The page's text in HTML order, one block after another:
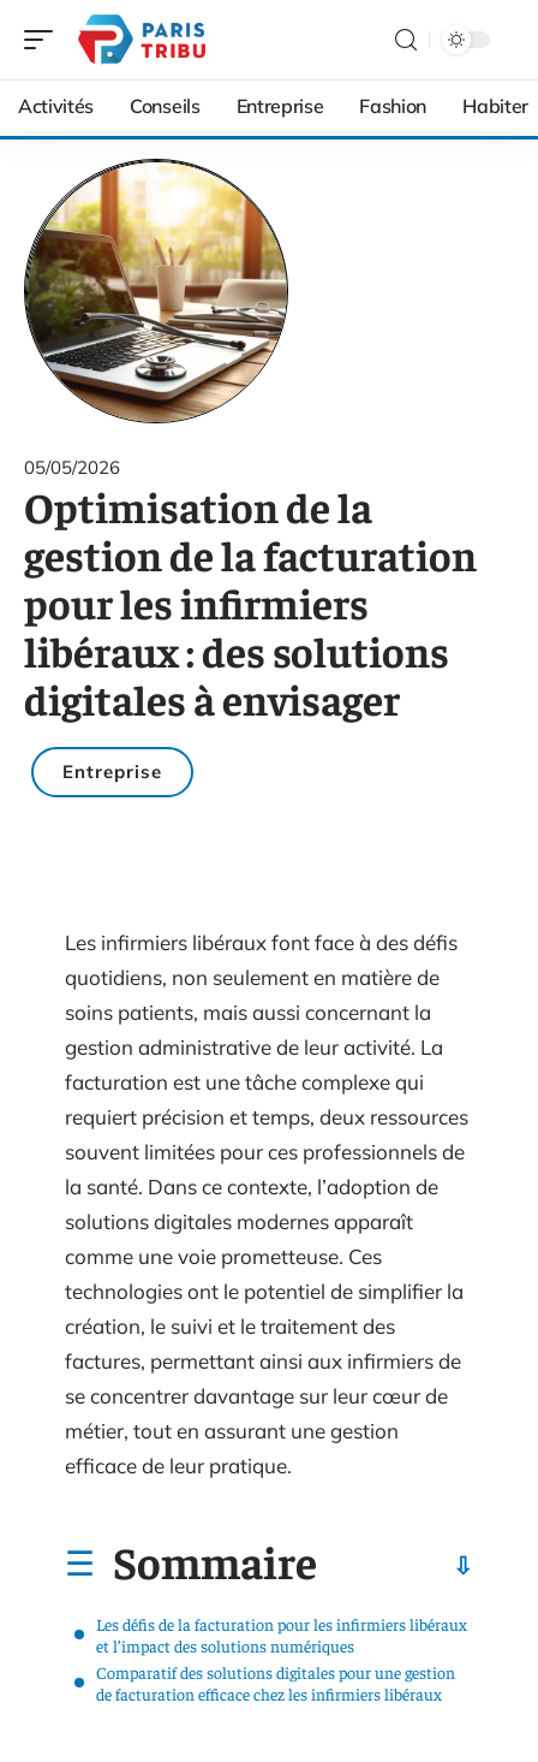
Activités Conseils Entreprise Fashion Habiter
05/05/2026
Optimisation de la
gestion de la facturation
pour les infirmiers
libéraux : des solutions
digitales à envisager
Entreprise
Les infirmiers libéraux font face à des défis
quotidiens, non seulement en matière de
soins patients, mais aussi concernant la
gestion administrative de leur activité. La
facturation est une tâche complexe qui
requiert précision et temps, deux ressources
souvent limitées pour ces professionnels de
la santé. Dans ce contexte, l’adoption de
solutions digitales modernes apparaît
comme une voie prometteuse. Ces
technologies ont le potentiel de simplifier la
création, le suivi et le traitement des
factures, permettant ainsi aux infirmiers de
se concentrer davantage sur leur cœur de
métier, tout en assurant une gestion
efficace de leur pratique.
Sommaire
Les défis de la facturation pour les infirmiers libéraux
et l’impact des solutions numériques
Comparatif des solutions digitales pour une gestion
de facturation efficace chez les infirmiers libéraux